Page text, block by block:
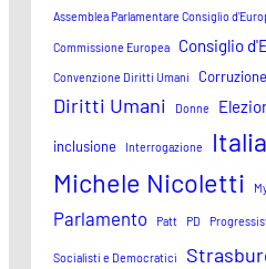
Assemblea Parlamentare Consiglio
Commissione Europea Consiglio
Convenzione Diritti Umani Corruzione
Diritti Umani Donne
inclusione Interrogazione Italia
Michele Nicoletti
Parlamento Patt PD
Socialisti e Democratici